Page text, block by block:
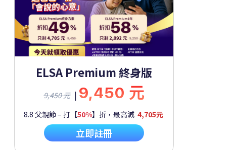
ELSA Premium 終身版
9,450 元 | 9,450 元
8.8 父親節 – 打【50%】折，最高減 4,705元
立即註冊